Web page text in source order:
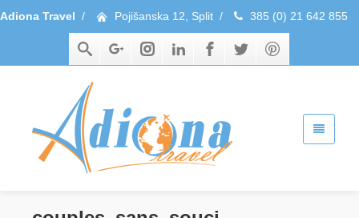
Adiona Travel / Pojišanska 12, Split / 385 (0) 21 642 855